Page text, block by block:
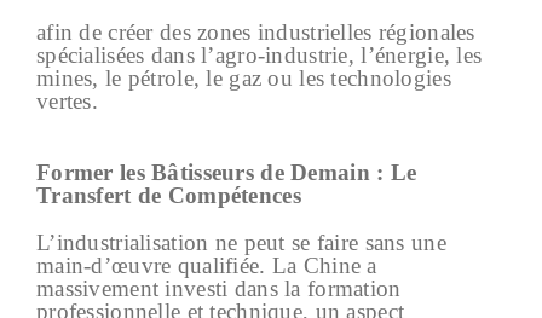
afin de créer des zones industrielles régionales
spécialisées dans l’agro-industrie, l’énergie, les
mines, le pétrole, le gaz ou les technologies
vertes.
Former les Bâtisseurs de Demain : Le
Transfert de Compétences
L’industrialisation ne peut se faire sans une
main-d’œuvre qualifiée. La Chine a
massivement investi dans la formation
professionnelle et technique, un aspect